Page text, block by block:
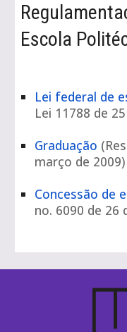
Escola
Lei federal de
Lei 11788 de
Graduação
março de 2009)
Concessão de
no. 6090 de 26